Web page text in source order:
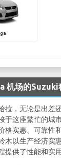
机场的Suzuki
拉，无论是出差
于这座繁忙的城
格实惠、可靠性
木以生产经济实
提供了性能和实